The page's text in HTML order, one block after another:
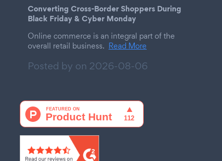
Converting Cross-Border Shoppers During
Black Friday & Cyber Monday
Online commerce is an integral part of the
overall retail business. Read More
Posted by on 2026-08-06